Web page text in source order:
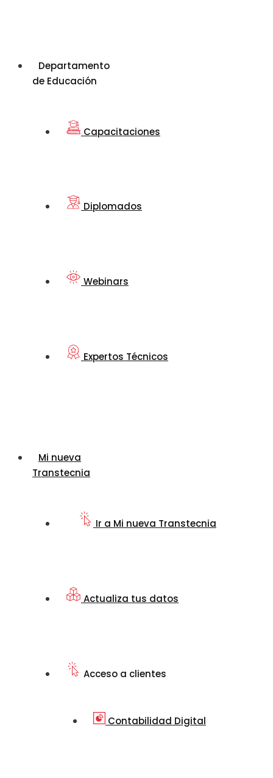
Departamento
de Educación
Capacitaciones
Diplomados
Webinars
Expertos Técnicos
Mi nueva
Transtecnia
Ir a Mi nueva Transtecnia
Actualiza tus datos
Acceso a clientes
Contabilidad Digital